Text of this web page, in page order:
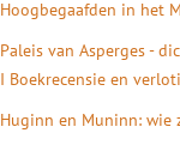
Hoogbegaafden in het
Paleis van Asperges -
I Boekrecensie en
Huginn en Muninn: wie